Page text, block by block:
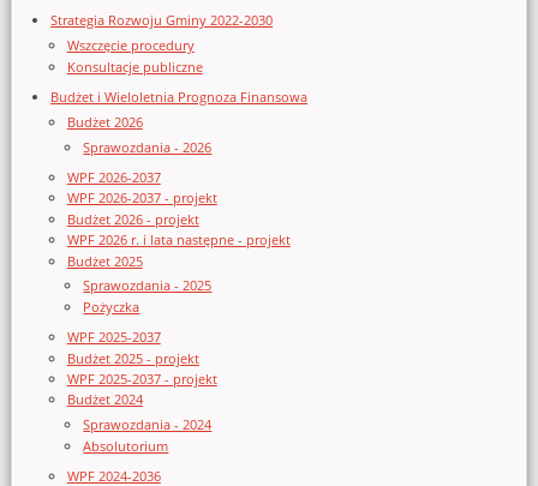
Strategia Rozwoju Gminy 2022-2030
Wszczęcie procedury
Konsultacje publiczne
Budżet i Wieloletnia Prognoza Finansowa
Budżet 2026
Sprawozdania - 2026
WPF 2026-2037
WPF 2026-2037 - projekt
Budżet 2026 - projekt
WPF 2026 r. i lata następne - projekt
Budżet 2025
Sprawozdania - 2025
Pożyczka
WPF 2025-2037
Budżet 2025 - projekt
WPF 2025-2037 - projekt
Budżet 2024
Sprawozdania - 2024
Absolutorium
WPF 2024-2036